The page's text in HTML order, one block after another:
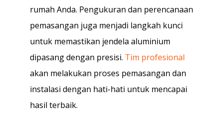
rumah Anda. Pengukuran dan perencanaan
pemasangan juga menjadi langkah kunci
untuk memastikan jendela aluminium
dipasang dengan presisi. Tim profesional
akan melakukan proses pemasangan dan
instalasi dengan hati-hati untuk mencapai
hasil terbaik.